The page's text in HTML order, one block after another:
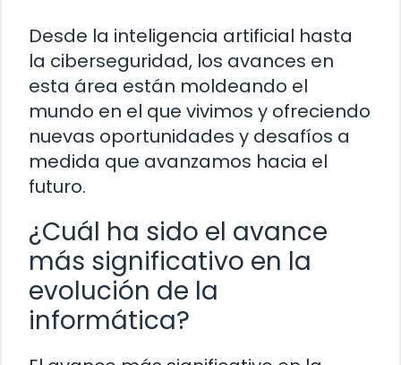
Desde la inteligencia artificial hasta
la ciberseguridad, los avances en
esta área están moldeando el
mundo en el que vivimos y ofreciendo
nuevas oportunidades y desafíos a
medida que avanzamos hacia el
futuro.
¿Cuál ha sido el avance
más significativo en la
evolución de la
informática?